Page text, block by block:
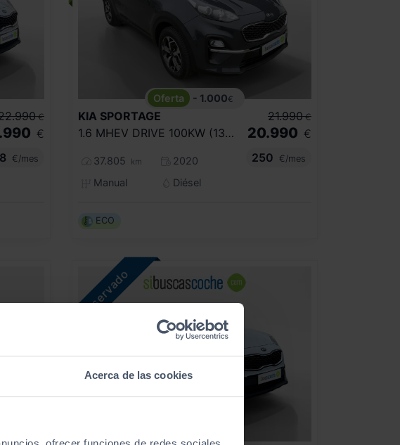
Acerca de las cookies
€
€
€/mes
- 1.000€
KIA SPORTAGE
1.6 MHEV DRIVE 100KW (136CV) 4X2
37.805 km
2020
Manual
Diésel
21.990 €
20.990 €
250
€/mes
ECO